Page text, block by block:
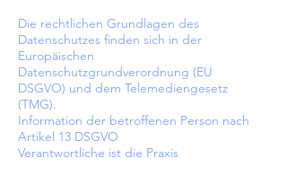
Die rechtlichen Grundlagen des
Datenschutzes finden sich in der
Europäischen
Datenschutzgrundverordnung (EU
DSGVO) und dem Telemediengesetz
(TMG).
Information der betroffenen Person nach
Artikel 13 DSGVO
Verantwortliche ist die Praxis